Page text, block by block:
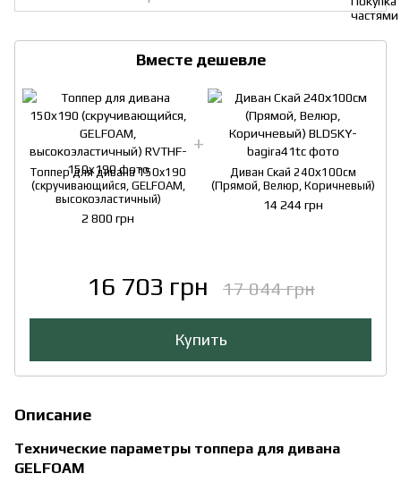
Вместе дешевле
Топпер для дивана 150x190
(скручивающийся, GELFOAM,
высокоэластичный)
2 800 грн
Диван Скай 240х100см
(Прямой, Велюр, Коричневый)
14 244 грн
16 703 грн 17 044 грн
Купить
Описание
Технические параметры топпера для дивана
GELFOAM